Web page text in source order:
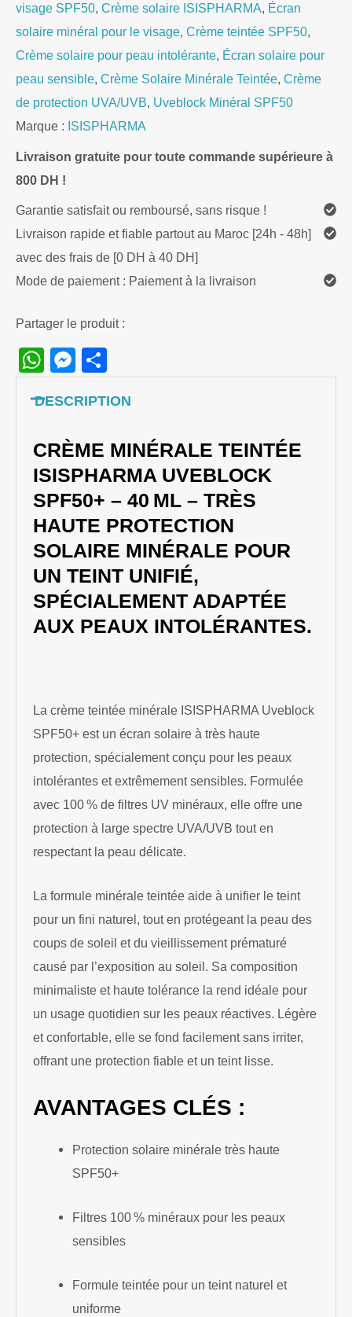
visage SPF50, Crème solaire ISISPHARMA, Écran
solaire minéral pour le visage, Crème teintée SPF50,
Crème solaire pour peau intolérante, Écran solaire pour
peau sensible, Crème Solaire Minérale Teintée, Crème
de protection UVA/UVB, Uveblock Minéral SPF50
Marque : ISISPHARMA
Livraison gratuite pour toute commande supérieure à
800 DH !
Garantie satisfait ou remboursé, sans risque !
Livraison rapide et fiable partout au Maroc [24h - 48h]
avec des frais de [0 DH à 40 DH]
Mode de paiement : Paiement à la livraison
Partager le produit :
WhatsApp
Messenger
DESCRIPTION
CRÈME MINÉRALE TEINTÉE
ISISPHARMA UVEBLOCK
SPF50+ – 40 ML – TRÈS
HAUTE PROTECTION
SOLAIRE MINÉRALE POUR
UN TEINT UNIFIÉ,
SPÉCIALEMENT ADAPTÉE
AUX PEAUX INTOLÉRANTES.
La crème teintée minérale ISISPHARMA Uveblock
SPF50+ est un écran solaire à très haute
protection, spécialement conçu pour les peaux
intolérantes et extrêmement sensibles. Formulée
avec 100 % de filtres UV minéraux, elle offre une
protection à large spectre UVA/UVB tout en
respectant la peau délicate.
La formule minérale teintée aide à unifier le teint
pour un fini naturel, tout en protégeant la peau des
coups de soleil et du vieillissement prématuré
causé par l’exposition au soleil. Sa composition
minimaliste et haute tolérance la rend idéale pour
un usage quotidien sur les peaux réactives. Légère
et confortable, elle se fond facilement sans irriter,
offrant une protection fiable et un teint lisse.
AVANTAGES CLÉS :
Protection solaire minérale très haute
SPF50+
Filtres 100 % minéraux pour les peaux
sensibles
Formule teintée pour un teint naturel et
uniforme